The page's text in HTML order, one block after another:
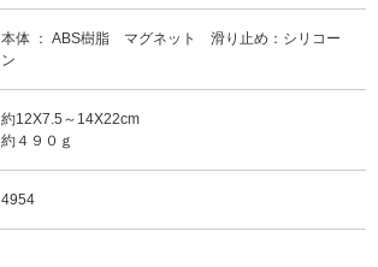
本体 ： ABS樹脂 マグネット 滑り止め：シリコー
ン
約12X7.5～14X22cm
約４９０ｇ
4954